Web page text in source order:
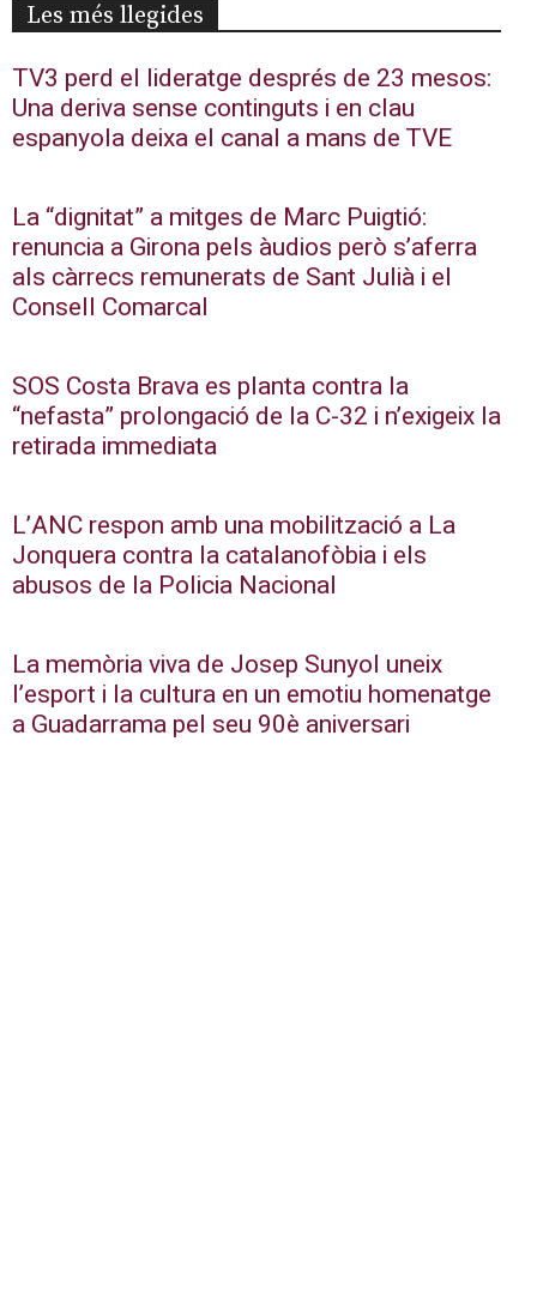
Les més llegides
TV3 perd el lideratge després de 23 mesos:
Una deriva sense continguts i en clau
espanyola deixa el canal a mans de TVE
La “dignitat” a mitges de Marc Puigtió:
renuncia a Girona pels àudios però s’aferra
als càrrecs remunerats de Sant Julià i el
Consell Comarcal
SOS Costa Brava es planta contra la
“nefasta” prolongació de la C-32 i n’exigeix la
retirada immediata
L’ANC respon amb una mobilització a La
Jonquera contra la catalanofòbia i els
abusos de la Policia Nacional
La memòria viva de Josep Sunyol uneix
l’esport i la cultura en un emotiu homenatge
a Guadarrama pel seu 90è aniversari